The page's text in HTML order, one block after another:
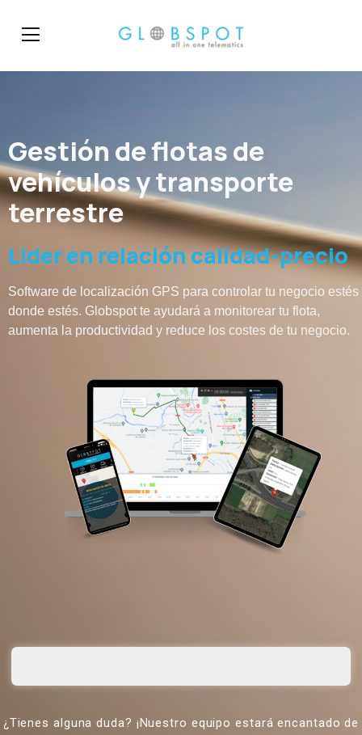
Gestión de flotas de
vehículos y transporte
terrestre
Lider en relación calidad-precio
Software de localización GPS para controlar tu negocio estés
donde estés. Globspot te ayudará a monitorear tu flota,
aumenta la productividad y reduce los costes de tu negocio.
¿Tienes alguna duda? ¡Nuestro equipo estará encantado de